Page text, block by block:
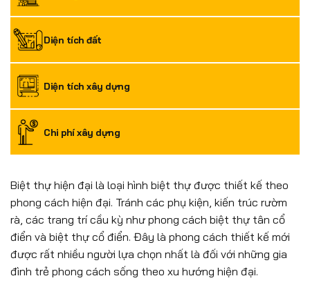
Diện tích đất
Diện tích xây dựng
Chi phí xây dựng
Biệt thự hiện đại là loại hình biệt thự được thiết kế theo
phong cách hiện đại. Tránh các phụ kiện, kiến trúc rườm
rà, các trang trí cầu kỳ như phong cách biệt thự tân cổ
điển và biệt thự cổ điển. Đây là phong cách thiết kế mới
được rất nhiều người lựa chọn nhất là đối với những gia
đình trẻ phong cách sống theo xu hướng hiện đại.